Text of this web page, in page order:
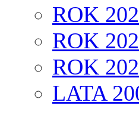
ROK
ROK
ROK
LATA